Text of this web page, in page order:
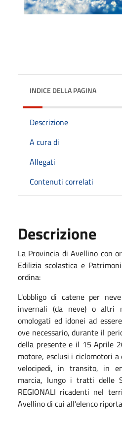
INDICE DELLA PAGINA
Descrizione
A cura di
Allegati
Contenuti correlati
Descrizione
La Provincia di Avellino con
Edilizia scolastica e
ordina:
L'obbligo di catene per
invernali (da neve) o altri
omologati ed idonei ad
ove necessario, durante il
della presente e il 15 Aprile
motore, esclusi i ciclomotori
velocipedi, in transito, in
marcia, lungo i tratti delle
REGIONALI ricadenti nel
Avellino di cui all’elenco